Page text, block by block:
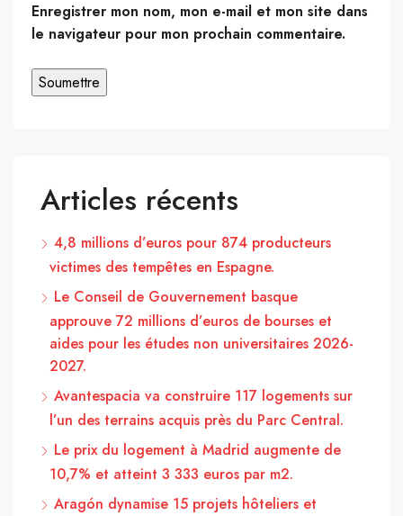
Enregistrer mon nom, mon e-mail et mon site dans
le navigateur pour mon prochain commentaire.
Articles récents
4,8 millions d’euros pour 874 producteurs
victimes des tempêtes en Espagne.
Le Conseil de Gouvernement basque
approuve 72 millions d’euros de bourses et
aides pour les études non universitaires 2026-
2027.
Avantespacia va construire 117 logements sur
l’un des terrains acquis près du Parc Central.
Le prix du logement à Madrid augmente de
10,7% et atteint 3 333 euros par m2.
Aragón dynamise 15 projets hôteliers et